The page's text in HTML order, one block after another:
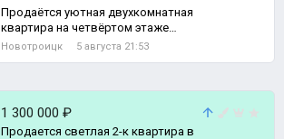
Продаётся уютная двухкомнатная
квартира на четвёртом этаже
кирпичного дома, по адресу
Новотроицк 5 августа 21:53
1 300 000 ₽
Продается светлая 2-к квартира в